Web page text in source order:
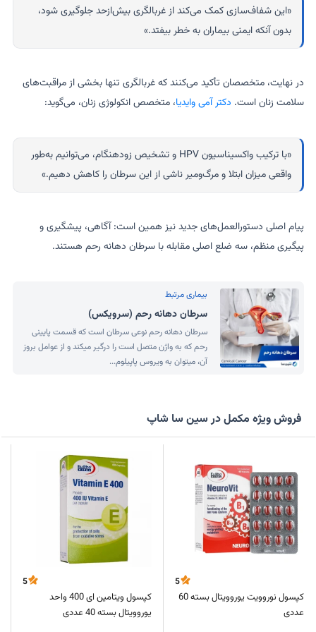
«این شفاف‌سازی کمک می‌کند از غربالگری بیش‌ازحد جلوگیری شود،
بدون آنکه ایمنی بیماران به خطر بیفتد.»
در نهایت، متخصصان تأکید می‌کنند که غربالگری تنها بخشی از مراقبت‌های
سلامت زنان است. دکتر آمی وایدیا، متخصص انکولوژی زنان، می‌گوید:
«با ترکیب واکسیناسیون HPV و تشخیص زودهنگام، می‌توانیم به‌طور
واقعی میزان ابتلا و مرگ‌ومیر ناشی از این سرطان را کاهش دهیم.»
پیام اصلی دستورالعمل‌های جدید نیز همین است: آگاهی، پیشگیری و
پیگیری منظم، سه ضلع اصلی مقابله با سرطان دهانه رحم هستند.
بیماری مرتبط
سرطان دهانه رحم (سرویکس)
سرطان دهانه رحم نوعی سرطان است که قسمت پایینی
رحم که به واژن متصل است را درگیر میکند و از عوامل بروز
آن، میتوان به ویروس پاپیلوم...
فروش ویژه مکمل در سین سا شاپ
5
کپسول نوروویت یوروویتال بسته 60
عددی
5
کپسول ویتامین ای 400 واحد
یوروویتال بسته 40 عددی